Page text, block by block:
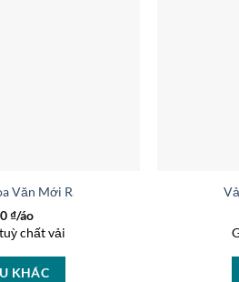
Văn Mới Ra AD LY421
₫/áo
chất vải
KHÁC